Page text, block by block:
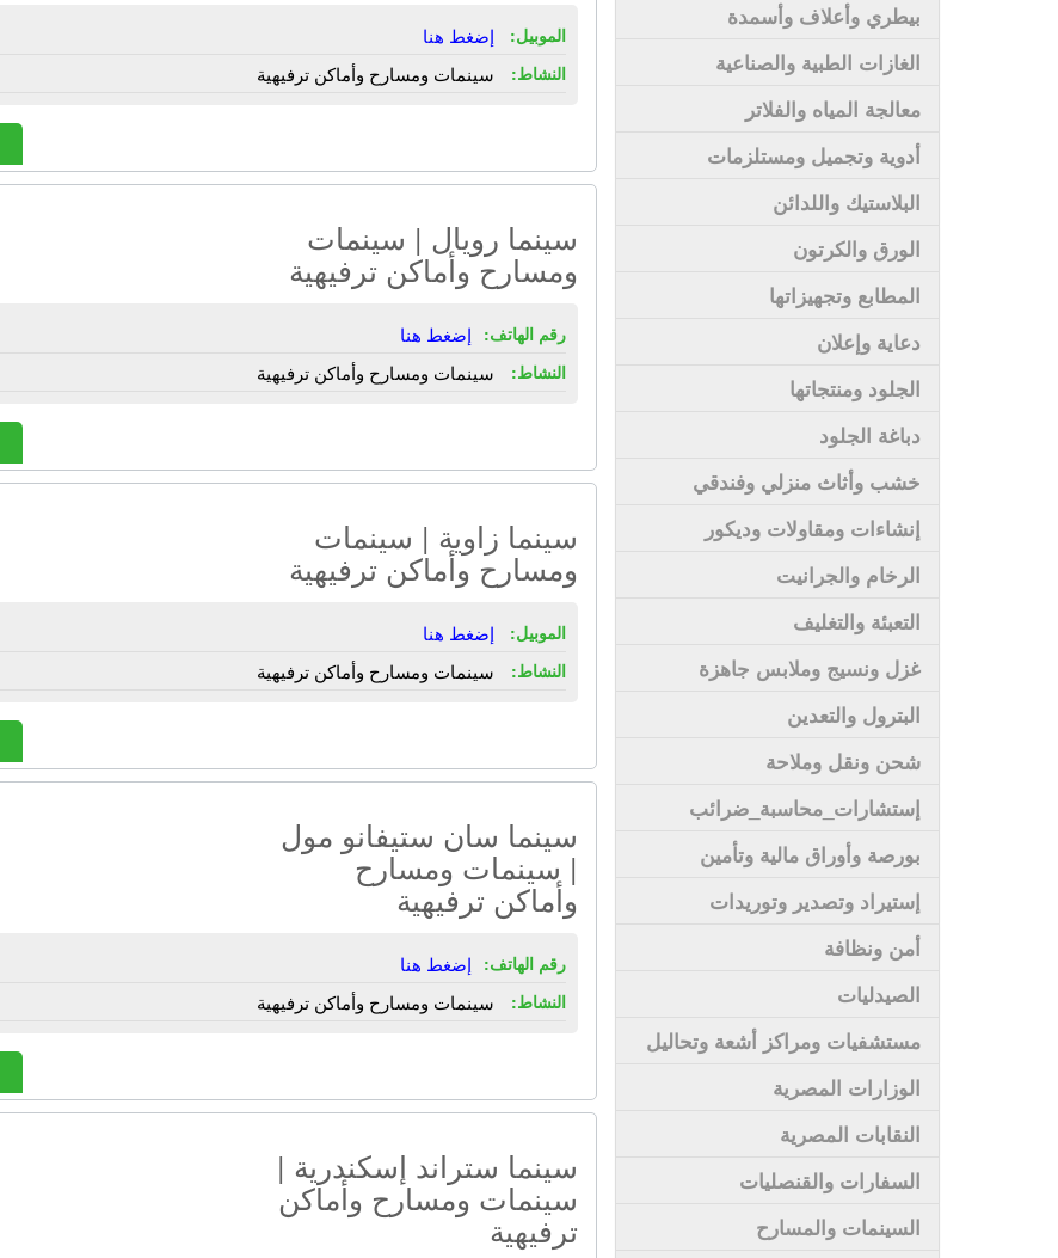
بيطري وأعلاف وأسمدة
الغازات الطبية والصناعية
معالجة المياه والفلاتر
أدوية وتجميل ومستلزمات
البلاستيك واللدائن
الورق والكرتون
المطابع وتجهيزاتها
دعاية وإعلان
الجلود ومنتجاتها
دباغة الجلود
خشب وأثاث منزلي وفندقي
إنشاءات ومقاولات وديكور
الرخام والجرانيت
التعبئة والتغليف
غزل ونسيج وملابس جاهزة
البترول والتعدين
شحن ونقل وملاحة
إستشارات_محاسبة_ضرائب
بورصة وأوراق مالية وتأمين
إستيراد وتصدير وتوريدات
أمن ونظافة
الصيدليات
مستشفيات ومراكز أشعة وتحاليل
الوزارات المصرية
النقابات المصرية
السفارات والقنصليات
السينمات والمسارح
الموبيل: إضغط هنا
النشاط: سينمات ومسارح وأماكن ترفيهية
سينما رويال | سينمات
ومسارح وأماكن ترفيهية
رقم الهاتف: إضغط هنا
النشاط: سينمات ومسارح وأماكن ترفيهية
سينما زاوية | سينمات
ومسارح وأماكن ترفيهية
الموبيل: إضغط هنا
النشاط: سينمات ومسارح وأماكن ترفيهية
سينما سان ستيفانو مول
| سينمات ومسارح
وأماكن ترفيهية
رقم الهاتف: إضغط هنا
النشاط: سينمات ومسارح وأماكن ترفيهية
سينما ستراند إسكندرية |
سينمات ومسارح وأماكن
ترفيهية